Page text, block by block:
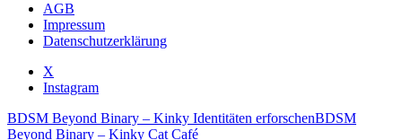
AGB
Impressum
Datenschutzerklärung
X
Instagram
BDSM Beyond Binary – Kinky Identitäten erforschenBDSM
Beyond Binary – Kinky Cat Café